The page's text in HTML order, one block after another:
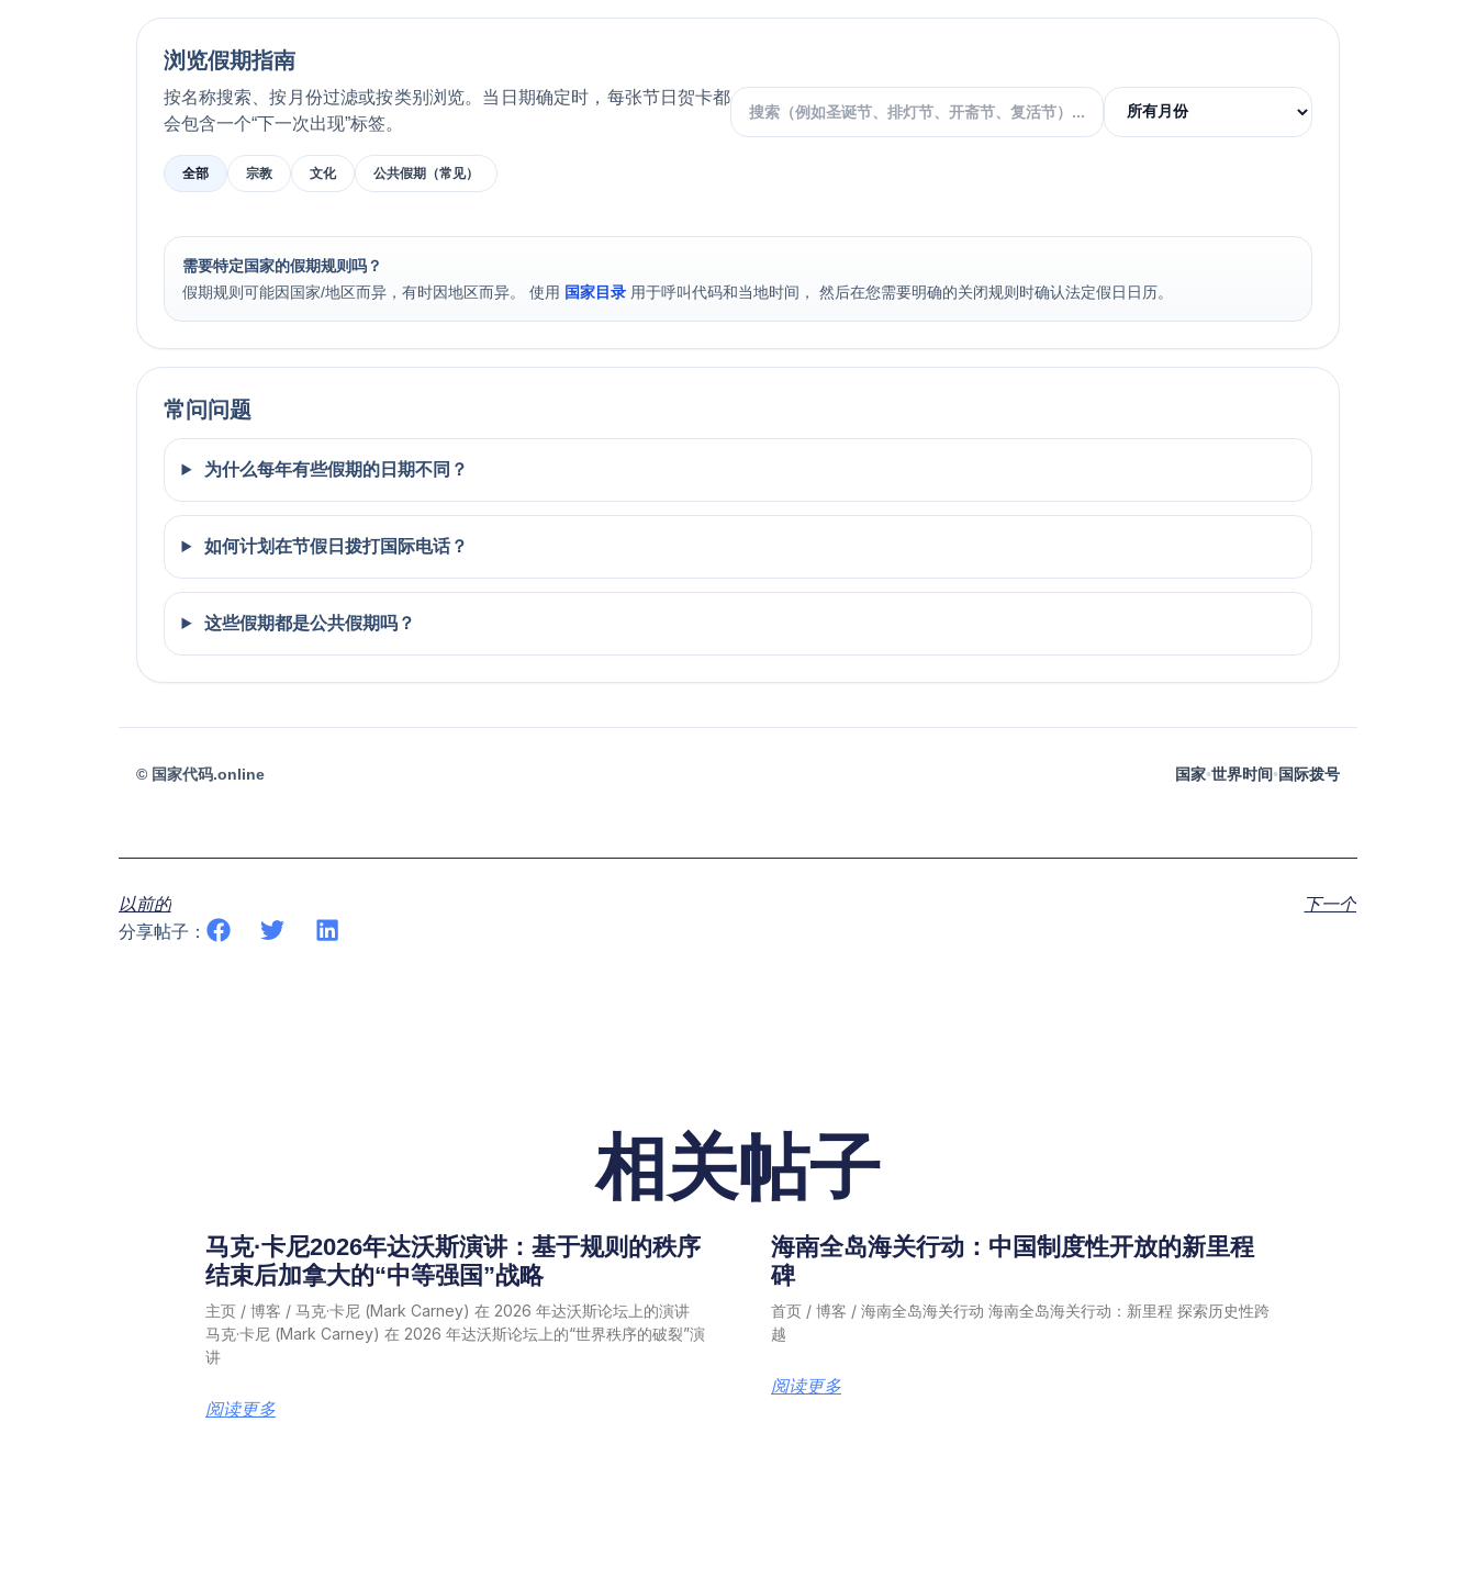
浏览假期指南
按名称搜索、按月份过滤或按类别浏览。当日期确定时，每张节日贺卡都
会包含一个“下一次出现”标签。
全部 宗教 文化 公共假期（常见）
需要特定国家的假期规则吗？
假期规则可能因国家/地区而异，有时因地区而异。 使用 国家目录用于呼叫代码和当地时间， 然后在您需要明确的关闭规则时确认法定假日日历。
常问问题
为什么每年有些假期的日期不同？
如何计划在节假日拨打国际电话？
这些假期都是公共假期吗？
© 国家代码.online 国家•世界时间•国际拨号
以前的
下一个
分享帖子：
相关帖子
马克·卡尼2026年达沃斯演讲：基于规则的秩序
结束后加拿大的“中等强国”战略
主页 / 博客 / 马克·卡尼 (Mark Carney) 在 2026 年达沃斯论坛上的演讲
马克·卡尼 (Mark Carney) 在 2026 年达沃斯论坛上的“世界秩序的破裂”演
讲
阅读更多
海南全岛海关行动：中国制度性开放的新里程
碑
首页 / 博客 / 海南全岛海关行动 海南全岛海关行动：新里程 探索历史性跨
越
阅读更多